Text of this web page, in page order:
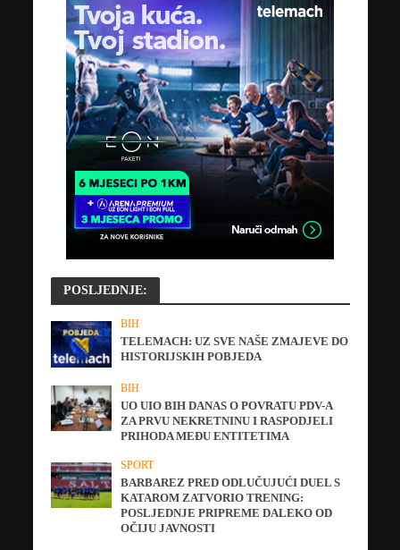
POSLJEDNJE:
BIH
TELEMACH: UZ SVE NAŠE ZMAJEVE DO
HISTORIJSKIH POBJEDA
BIH
UO UIO BIH DANAS O POVRATU PDV-A
ZA PRVU NEKRETNINU I RASPODJELI
PRIHODA MEĐU ENTITETIMA
SPORT
BARBAREZ PRED ODLUČUJUĆI DUEL S
KATAROM ZATVORIO TRENING:
POSLJEDNJE PRIPREME DALEKO OD
OČIJU JAVNOSTI